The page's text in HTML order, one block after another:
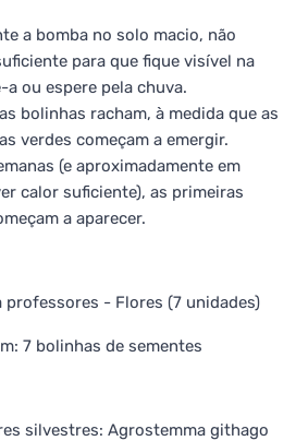
a bomba no solo macio, não
para que fique visível na
ou espere pela chuva.
bolinhas racham, à medida que as
verdes começam a emergir.
(e aproximadamente em
calor suficiente), as primeiras
a aparecer.
professores - Flores (7 unidades)
7 bolinhas de sementes
silvestres: Agrostemma githago